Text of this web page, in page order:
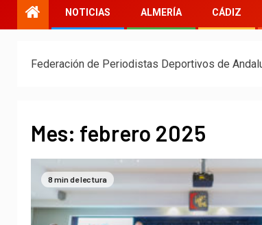
NOTICIAS ALMERÍA CÁDIZ
Federación de Periodistas Deportivos de
Mes: febrero 2025
8 min de lectura